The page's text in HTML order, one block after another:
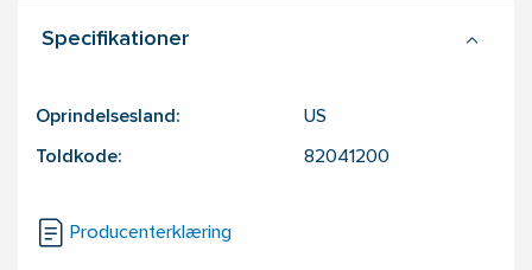
Specifikationer
Oprindelsesland: US
Toldkode: 82041200
Producenterklæring